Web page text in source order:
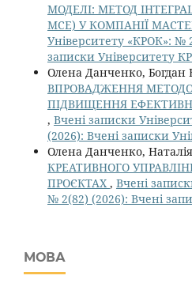
МОДЕЛІ: МЕТОД
MCE) У КОМПАНІЇ
Університету «КРОК»: №
записки Університету
Олена Данченко, Богдан
ВПРОВАДЖЕННЯ
ПІДВИЩЕННЯ
, Вчені записки
(2026): Вчені записки
Олена Данченко,
КРЕАТИВНОГО
ПРОЄКТАХ , Вчені
№ 2(82) (2026): Вчені
МОВА